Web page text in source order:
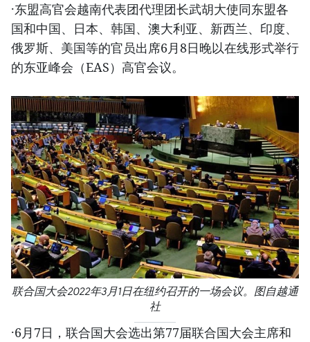
·东盟高官会越南代表团代理团长武胡大使同东盟各
国和中国、日本、韩国、澳大利亚、新西兰、印度、
俄罗斯、美国等的官员出席6月8日晚以在线形式举行
的东亚峰会（EAS）高官会议。
联合国大会2022年3月1日在纽约召开的一场会议。图自越通
社
·6月7日，联合国大会选出第77届联合国大会主席和